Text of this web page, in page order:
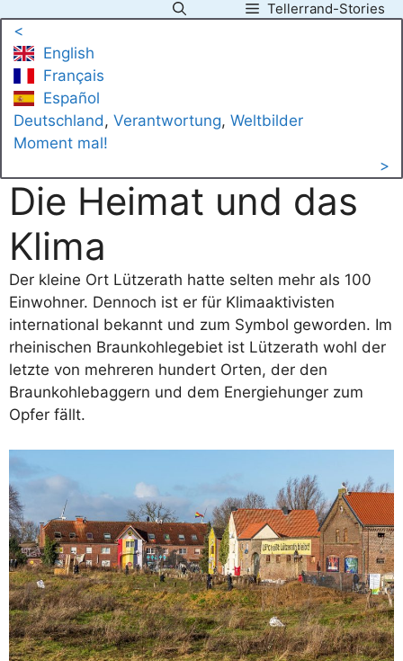
Inhalt
springen
Tellerrand-Stories
<
English
Français
Español
Deutschland, Verantwortung, Weltbilder
Moment mal!
>
Die Heimat und das
Klima
Der kleine Ort Lützerath hatte selten mehr als 100
Einwohner. Dennoch ist er für Klimaaktivisten
international bekannt und zum Symbol geworden. Im
rheinischen Braunkohlegebiet ist Lützerath wohl der
letzte von mehreren hundert Orten, der den
Braunkohlebaggern und dem Energiehunger zum
Opfer fällt.